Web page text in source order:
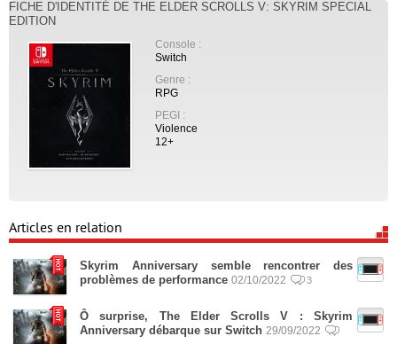
FICHE D'IDENTITÉ DE THE ELDER SCROLLS V: SKYRIM SPECIAL
EDITION
Console :
Switch
Genre :
RPG
PEGI :
Violence
12+
Articles en relation
Skyrim Anniversary semble rencontrer des
problèmes de performance 02/10/2022 3
Ô surprise, The Elder Scrolls V : Skyrim
Anniversary débarque sur Switch 29/09/2022